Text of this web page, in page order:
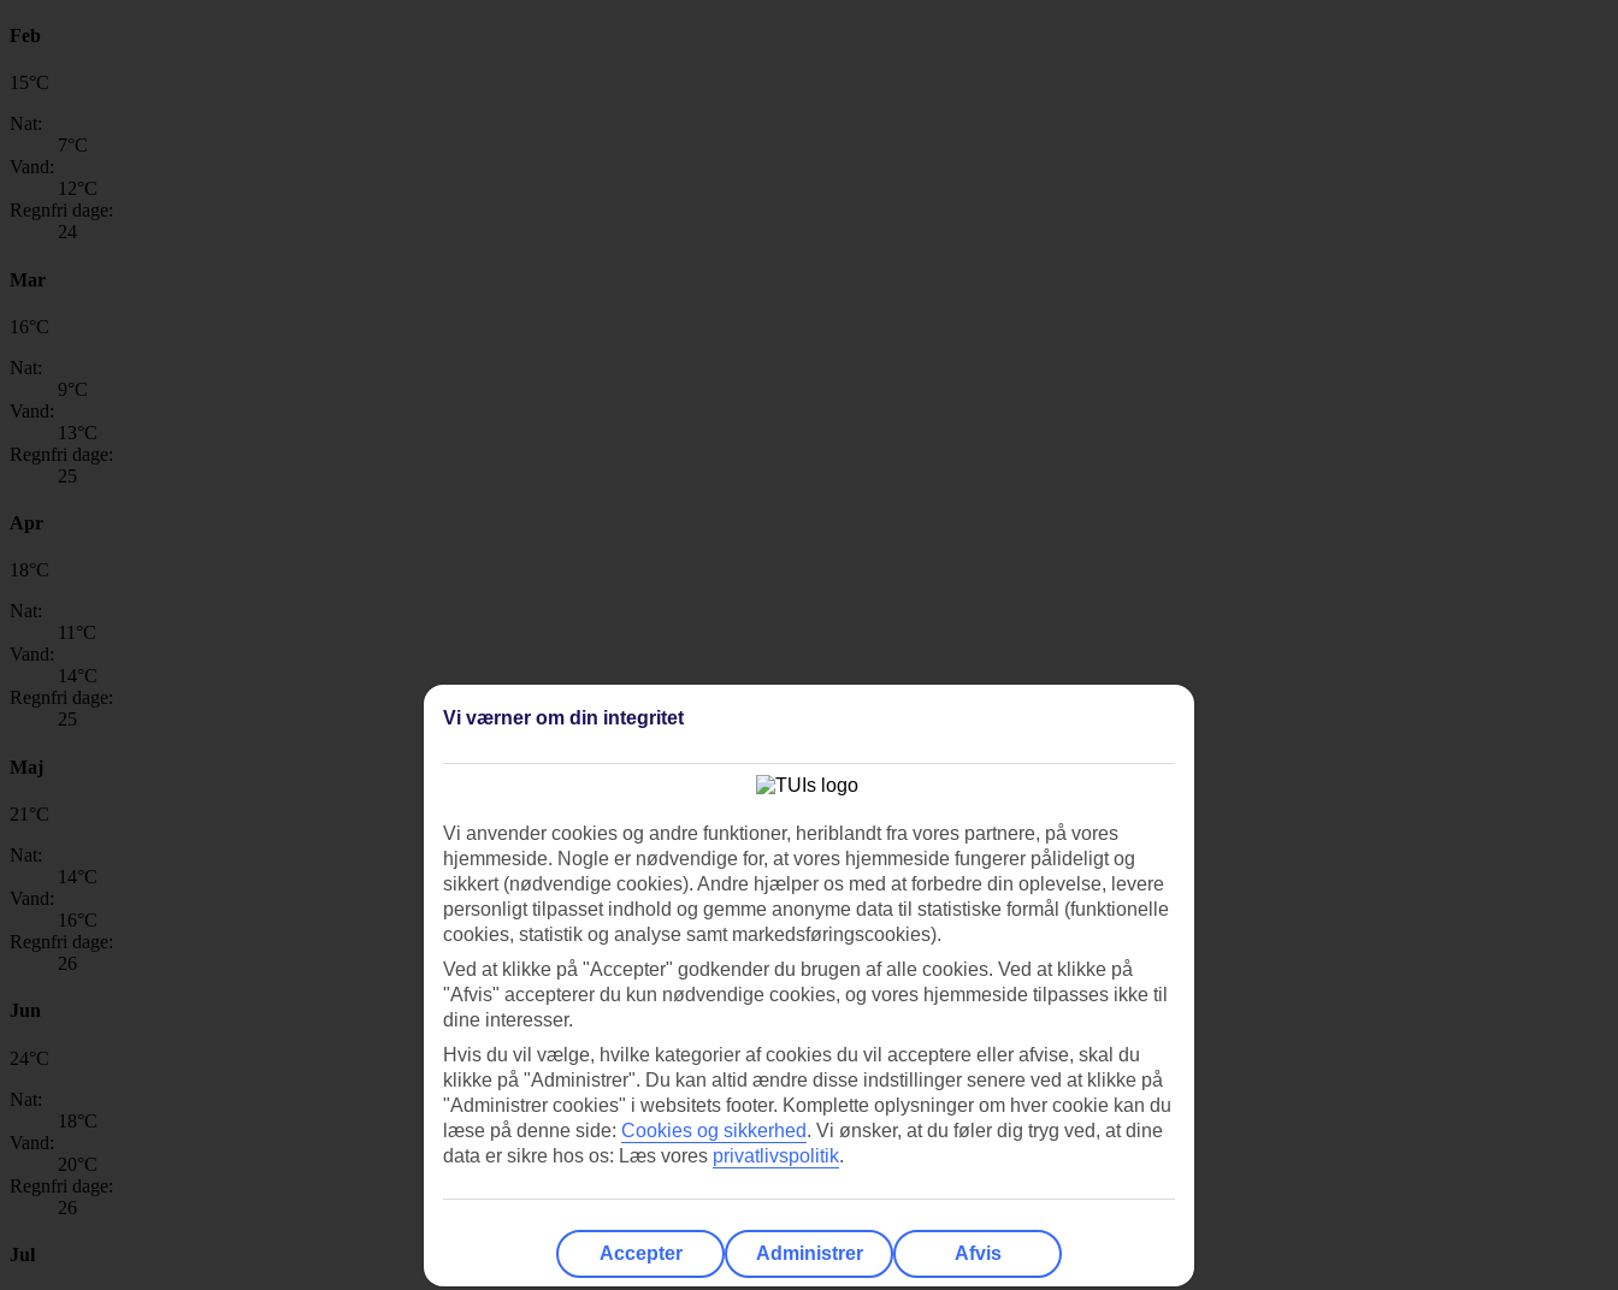
Feb
15°C
Nat:
7°C
Vand:
12°C
Regnfri dage:
24
Mar
16°C
Nat:
9°C
Vand:
13°C
Regnfri dage:
25
Apr
18°C
Nat:
11°C
Vand:
14°C
Regnfri dage:
25
Maj
21 °C
Nat:
14°C
Vand:
16°C
Regnfri dage:
26
Jun
24°C
Nat:
18°C
Vand:
20°C
Regnfri dage:
26
Jul
Vi værner om din integritet
Vi anvender cookies og andre funktioner, heriblandt fra vores partnere, på vores
hjemmeside. Nogle er nødvendige for, at vores hjemmeside fungerer pålideligt og
sikkert (nødvendige cookies). Andre hjælper os med at forbedre din oplevelse, levere
personligt tilpasset indhold og gemme anonyme data til statistiske formål (funktionelle
cookies, statistik og analyse samt markedsføringscookies).
Ved at klikke på "Accepter" godkender du brugen af alle cookies. Ved at klikke på
"Afvis" accepterer du kun nødvendige cookies, og vores hjemmeside tilpasses ikke til
dine interesser.
Hvis du vil vælge, hvilke kategorier af cookies du vil acceptere eller afvise, skal du
klikke på "Administrer". Du kan altid ændre disse indstillinger senere ved at klikke på
"Administrer cookies" i websitets footer. Komplette oplysninger om hver cookie kan du
læse på denne side: Cookies og sikkerhed. Vi ønsker, at du føler dig tryg ved, at dine
data er sikre hos os: Læs vores privatlivspolitik.
Accepter Administrer Afvis